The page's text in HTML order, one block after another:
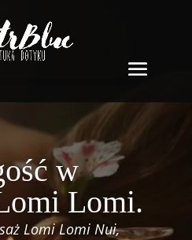
w
Lomi.
Lomi Lomi Nui,